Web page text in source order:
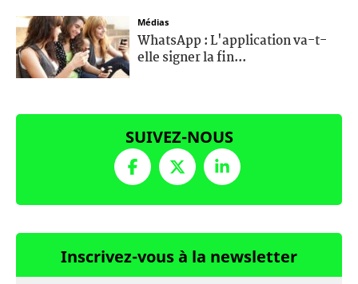
Médias
WhatsApp : L'application va-t-
elle signer la fin...
SUIVEZ-NOUS
Inscrivez-vous à la newsletter